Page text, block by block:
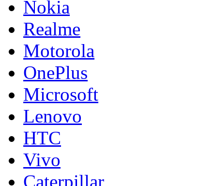
Nokia
Realme
Motorola
OnePlus
Microsoft
Lenovo
HTC
Vivo
Caterpillar